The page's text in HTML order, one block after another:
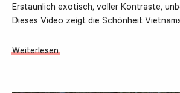
Erstaunlich exotisch, voller Kontraste,
Dieses Video zeigt die Schönheit
Weiterlesen